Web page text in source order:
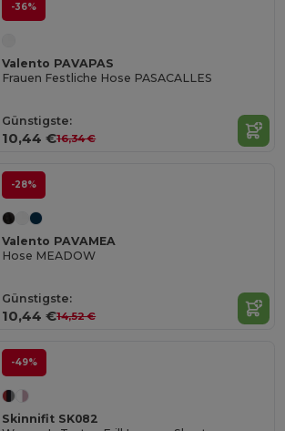
-36%
Valento PAVAPAS
Frauen Festliche Hose PASACALLES
Günstigste:
10,44 €16,34 €
-28%
Valento PAVAMEA
Hose MEADOW
Günstigste:
10,44 €14,52 €
-49%
Skinnifit SK082